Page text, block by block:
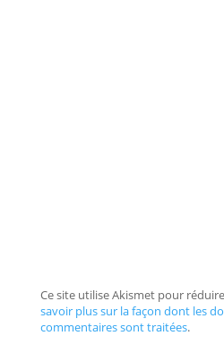
Ce site utilise Akismet pour
savoir plus sur la façon dont les
commentaires sont traitées.